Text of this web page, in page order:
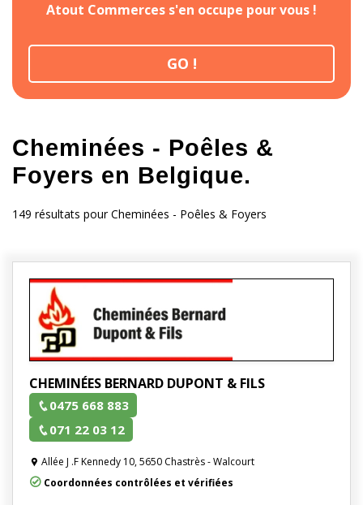
Atout Commerces s'en occupe pour vous !
GO !
Cheminées - Poêles &
Foyers en Belgique.
149 résultats pour Cheminées - Poêles & Foyers
CHEMINÉES BERNARD DUPONT & FILS
0475 668 883
071 22 03 12
Allée J .F Kennedy 10, 5650 Chastrès - Walcourt
Coordonnées contrôlées et vérifiées